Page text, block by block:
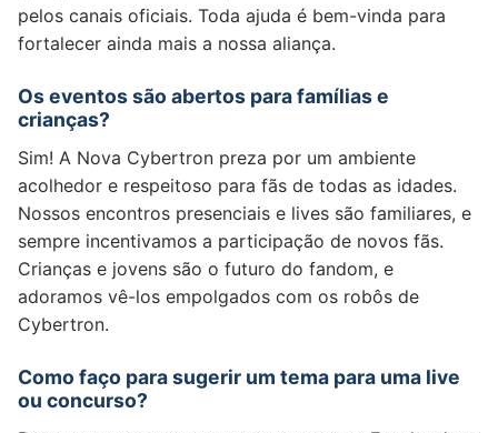
pelos canais oficiais. Toda ajuda é bem-vinda para
fortalecer ainda mais a nossa aliança.
Os eventos são abertos para famílias e
crianças?
Sim! A Nova Cybertron preza por um ambiente
acolhedor e respeitoso para fãs de todas as idades.
Nossos encontros presenciais e lives são familiares, e
sempre incentivamos a participação de novos fãs.
Crianças e jovens são o futuro do fandom, e
adoramos vê-los empolgados com os robôs de
Cybertron.
Como faço para sugerir um tema para uma live
ou concurso?